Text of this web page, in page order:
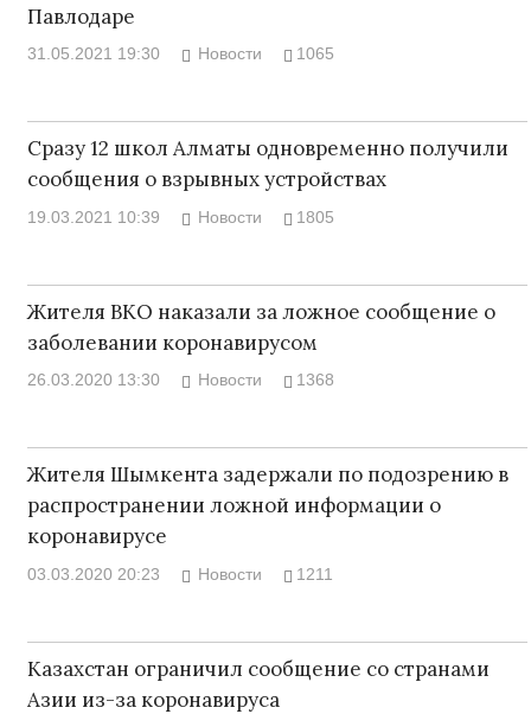
Павлодаре
31.05.2021 19:30 Новости 1065
Сразу 12 школ Алматы одновременно получили
сообщения о взрывных устройствах
19.03.2021 10:39 Новости 1805
Жителя ВКО наказали за ложное сообщение о
заболевании коронавирусом
26.03.2020 13:30 Новости 1368
Жителя Шымкента задержали по подозрению в
распространении ложной информации о
коронавирусе
03.03.2020 20:23 Новости 1211
Казахстан ограничил сообщение со странами
Азии из-за коронавируса